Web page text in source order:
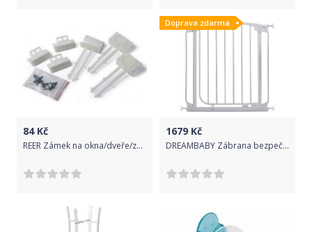
84Kč
REER Zámek na okna/dveře/zásuvky, transparentní
Doprava zdarma
1679 Kč
DREAMBABY Zábrana bezpečnostní Chelsea automaticky zavírací 71-8 cm bílá